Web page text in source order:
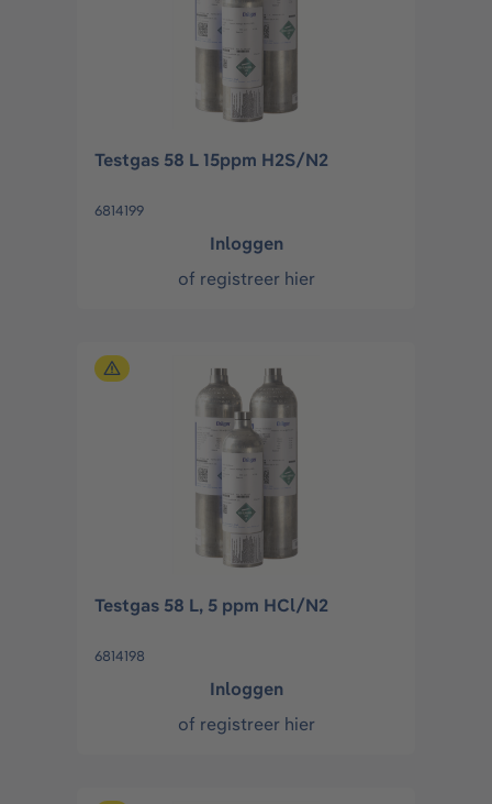
Testgas 58 L 15ppm H2S/N2
6814199
Inloggen
of registreer hier
Testgas 58 L, 5 ppm HCl/N2
6814198
Inloggen
of registreer hier